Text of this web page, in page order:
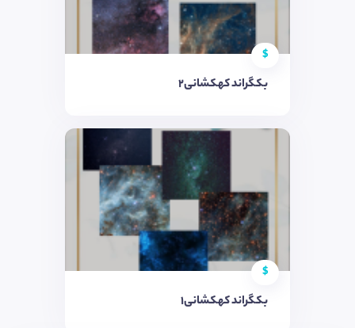
$
بکگراند کهکشانی2
$
بکگراند کهکشانی1